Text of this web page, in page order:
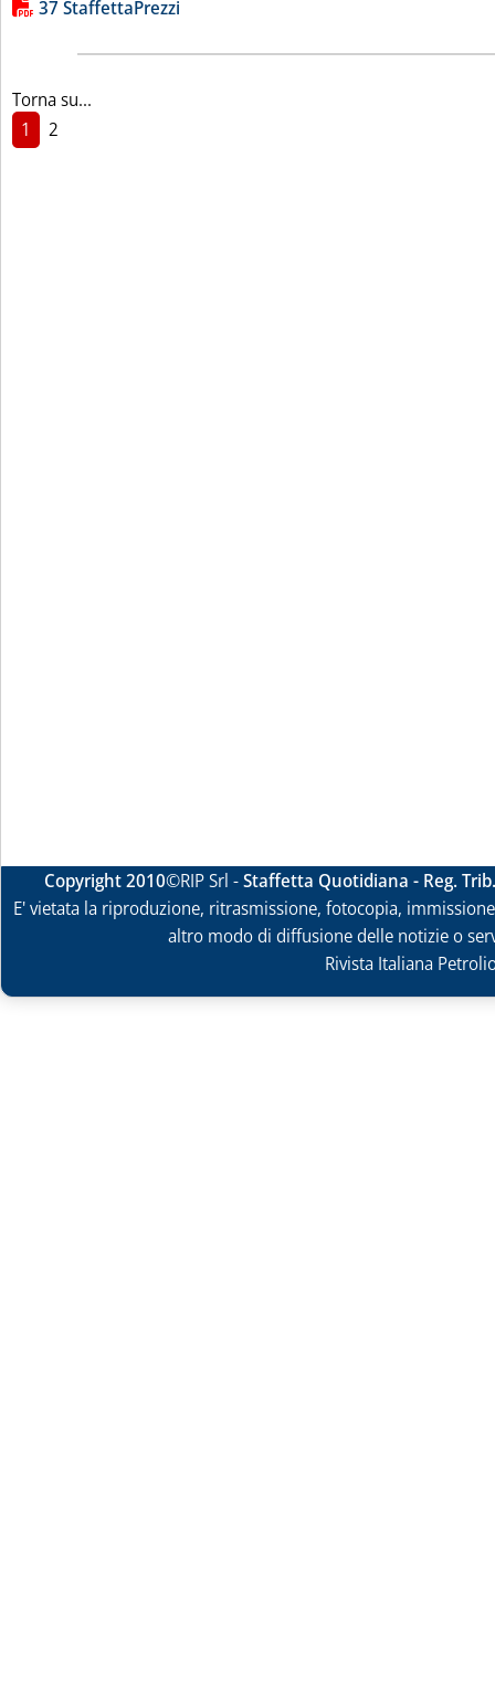
Lista allegati PDF alla notizia
37 StaffettaPrezzi
Torna su...
1
2
Copyright 2010©RIP Srl -Staffetta Quotidiana - Reg.
E' vietata la riproduzione, ritrasmissione, fotocopia,
altro modo di diffusione delle notizie o
Rivista Italiana